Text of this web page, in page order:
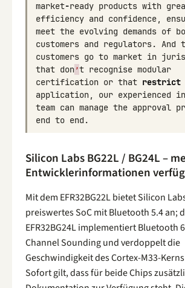
market-ready products with
efficiency and confidence,
meet the evolving demands of
customers and regulators. And
customers go to market in
that don’t recognise modular
certification or that restrict
application, our experienced in
team can manage the approval
end to end.
Silicon Labs BG22L / BG24L –
Entwicklerinformationen
Mit dem EFR32BG22L bietet Silicon
preiswertes SoC mit Bluetooth 5.4 an;
EFR32BG24L implementiert Bluetooth
Channel Sounding und verdoppelt die
Geschwindigkeit des Cortex-M33-
Sofort gilt, dass für beide Chips